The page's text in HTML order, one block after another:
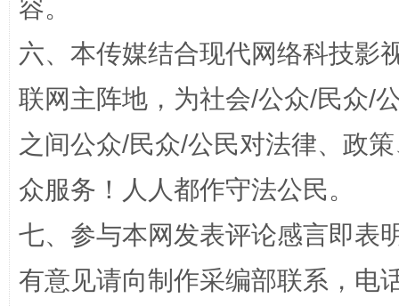
容。
六、本传媒结合现代网络科技影
联网主阵地，为社会/公众/民众/
之间公众/民众/公民对法律、政
众服务！人人都作守法公民。
七、参与本网发表评论感言即表
有意见请向制作采编部联系，电